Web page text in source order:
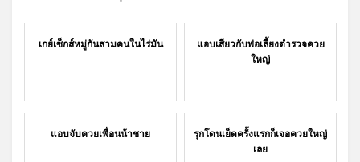
เกย์เซ็กส์หมู่กันสามคนในไร่มัน
แอบเสียวกับพ่อเลี้ยงตำรวจควย
ใหญ่
แอบจับควยเพื่อนน้าชาย
รุกโดนเย็ดครั้งแรกก็เจอควยใหญ่
เลย